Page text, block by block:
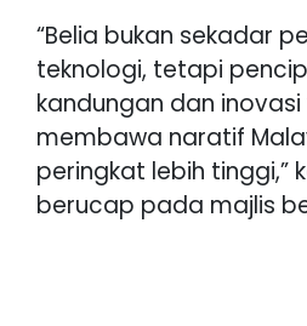
“Belia bukan sekadar
teknologi, tetapi
kandungan dan
membawa naratif
peringkat lebih tinggi,”
berucap pada majlis